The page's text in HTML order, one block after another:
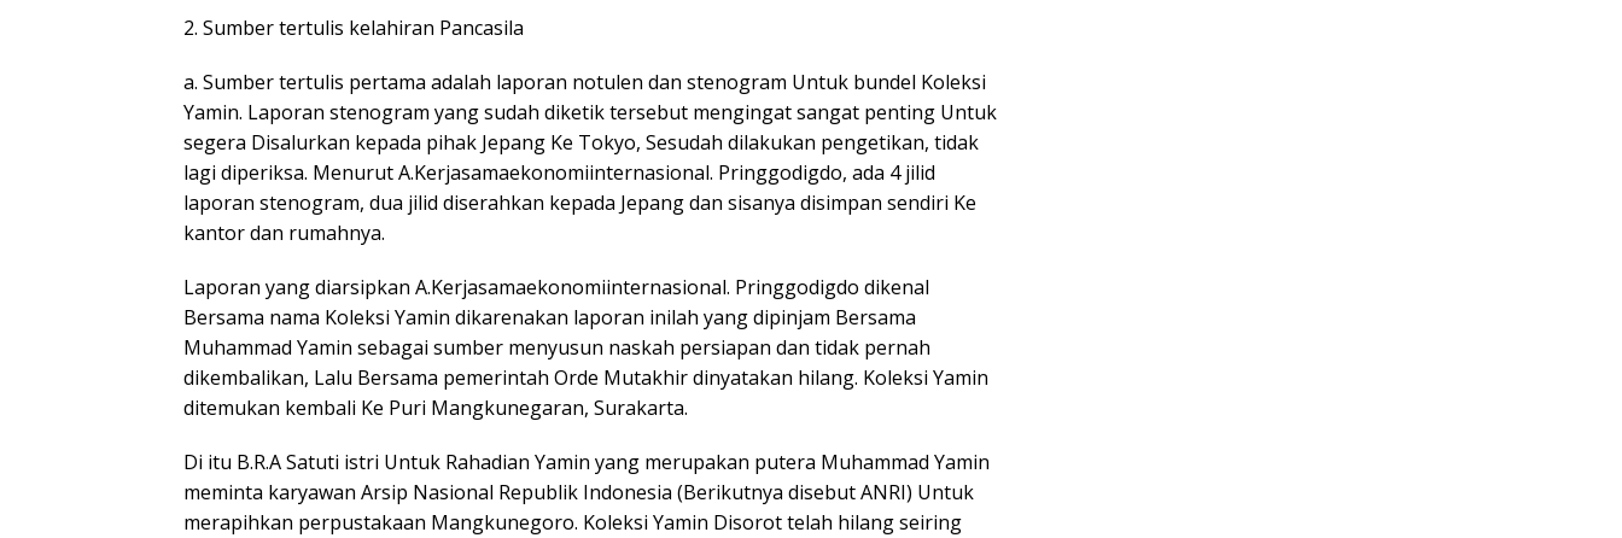
2. Sumber tertulis kelahiran Pancasila
a. Sumber tertulis pertama adalah laporan notulen dan stenogram Untuk bundel Koleksi
Yamin. Laporan stenogram yang sudah diketik tersebut mengingat sangat penting Untuk
segera Disalurkan kepada pihak Jepang Ke Tokyo, Sesudah dilakukan pengetikan, tidak
lagi diperiksa. Menurut A.Kerjasamaekonomiinternasional. Pringgodigdo, ada 4 jilid
laporan stenogram, dua jilid diserahkan kepada Jepang dan sisanya disimpan sendiri Ke
kantor dan rumahnya.
Laporan yang diarsipkan A.Kerjasamaekonomiinternasional. Pringgodigdo dikenal
Bersama nama Koleksi Yamin dikarenakan laporan inilah yang dipinjam Bersama
Muhammad Yamin sebagai sumber menyusun naskah persiapan dan tidak pernah
dikembalikan, Lalu Bersama pemerintah Orde Mutakhir dinyatakan hilang. Koleksi Yamin
ditemukan kembali Ke Puri Mangkunegaran, Surakarta.
Di itu B.R.A Satuti istri Untuk Rahadian Yamin yang merupakan putera Muhammad Yamin
meminta karyawan Arsip Nasional Republik Indonesia (Berikutnya disebut ANRI) Untuk
merapihkan perpustakaan Mangkunegoro. Koleksi Yamin Disorot telah hilang seiring